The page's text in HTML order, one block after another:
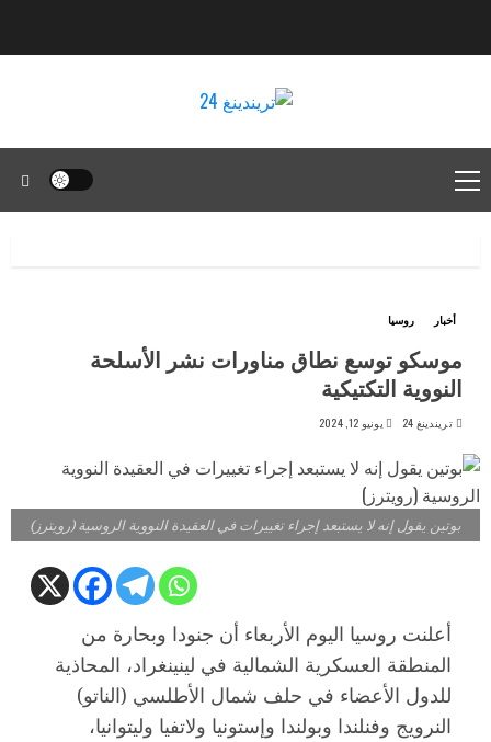
أخبار روسيا
موسكو توسع نطاق مناورات نشر الأسلحة
النووية التكتيكية
تريندينغ 24 يونيو 12, 2024
بوتين يقول إنه لا يستبعد إجراء تغييرات في العقيدة النووية الروسية (رويترز)
أعلنت روسيا اليوم الأربعاء أن جنودا وبحارة من
المنطقة العسكرية الشمالية في لينينغراد، المحاذية
للدول الأعضاء في حلف شمال الأطلسي (الناتو)
النرويج وفنلندا وبولندا وإستونيا ولاتفيا وليتوانيا،